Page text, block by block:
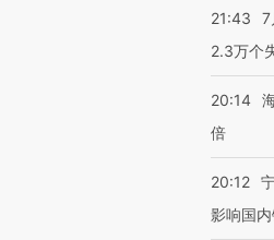
21:43
7
2.3万个
20:14
倍
20:12
影响国